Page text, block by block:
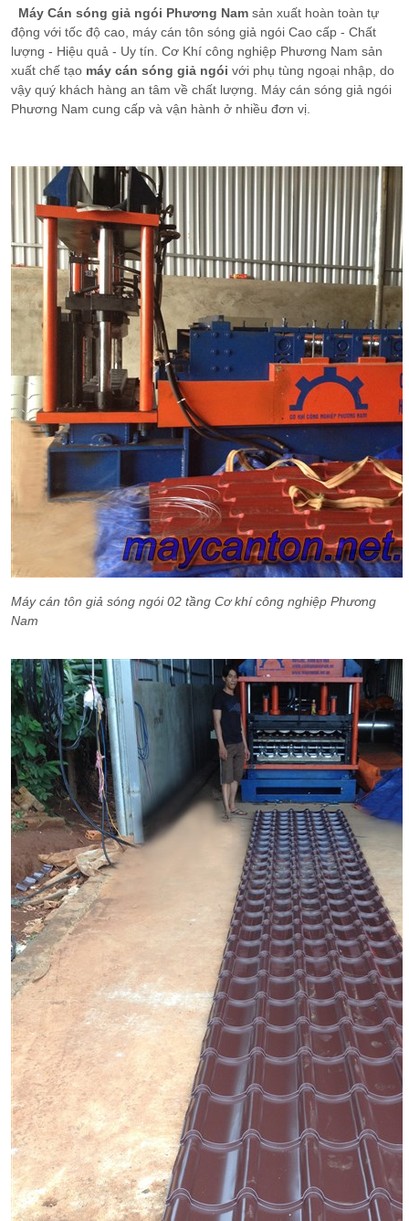
MÁY CHẤN MÁNG XỐI
MÁY XẢ CUỘN
MÁY CÁN HỆ THỐNG KHUNG NHÀ SIÊU NHẸ
Máy Cán sóng giả ngói Phương Namsản xuất hoàn toàn tự
động với tốc độ cao, máy cán tôn sóng giả ngói Cao cấp - Chất
lượng - Hiệu quả - Uy tín. Cơ Khí công nghiệp Phương Nam sản
xuất chế tạo máy cán sóng giả ngói với phụ tùng ngoại nhập, do
vậy quý khách hàng an tâm về chất lượng. Máy cán sóng giả ngói
Phương Nam cung cấp và vận hành ở nhiều đơn vị.
Máy cán tôn giả sóng ngói 02 tầng Cơ khí công nghiệp Phương
Nam